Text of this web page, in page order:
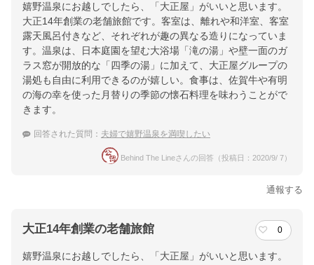
嬉野温泉にお越しでしたら、「大正屋」がいいと思います。
大正14年創業の老舗旅館です。客室は、離れや和洋室、客室
露天風呂付きなど、それぞれが趣の異なる造りになっていま
す。温泉は、日本庭園を望む大浴場「滝の湯」や壁一面のガ
ラス窓が開放的な「四季の湯」に加えて、大正屋グループの
湯処も自由に利用できるのが嬉しい。食事は、佐賀牛や有明
の海の幸を使った月替りの季節の懐石料理を味わうことがで
きます。
回答された質問： 夫婦で嬉野温泉を満喫したい
Behind The Lineさんの回答（投稿日：2020/9/ 7）
通報する
大正14年創業の老舗旅館 0
嬉野温泉にお越しでしたら、「大正屋」がいいと思います。